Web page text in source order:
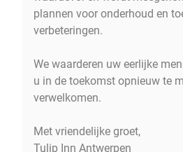
plannen voor onderhoud en
verbeteringen.
We waarderen uw eerlijke
u in de toekomst opnieuw te
verwelkomen.
Met vriendelijke groet,
Tulip Inn Antwerpen